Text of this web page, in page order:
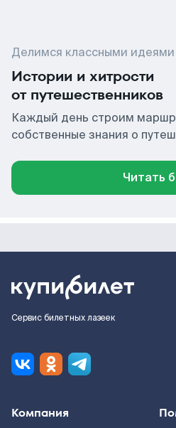
Делимся классными идеями
Истории и хитрости
от путешественников
Каждый день строим
собственные знания о
Читать
Сервис билетных лазеек
Компания